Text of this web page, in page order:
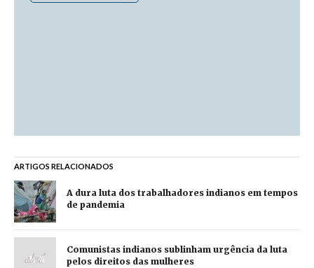
ARTIGOS RELACIONADOS
A dura luta dos trabalhadores indianos em tempos
de pandemia
Comunistas indianos sublinham urgência da luta
pelos direitos das mulheres